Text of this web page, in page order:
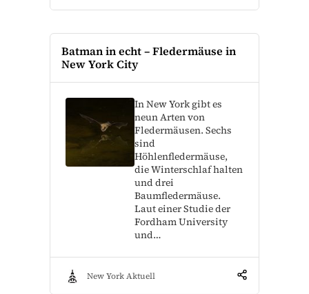
Batman in echt – Fledermäuse in
New York City
In New York gibt es
neun Arten von
Fledermäusen. Sechs
sind
Höhlenfledermäuse,
die Winterschlaf halten
und drei
Baumfledermäuse.
Laut einer Studie der
Fordham University
und…
New York Aktuell